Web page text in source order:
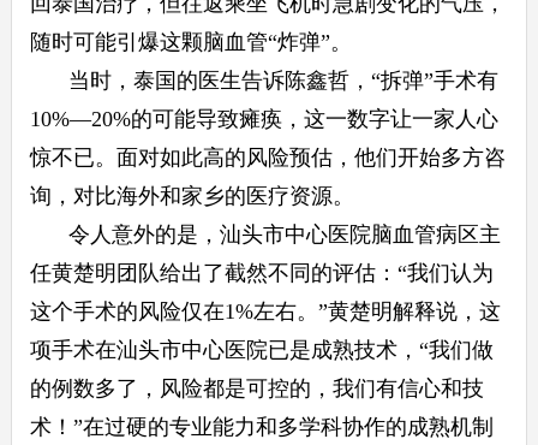
随时可能引爆这颗脑血管“炸弹”。
当时，泰国的医生告诉陈鑫哲，“拆弹”手术有
10%—20%的可能导致瘫痪，这一数字让一家人心
惊不已。面对如此高的风险预估，他们开始多方咨
询，对比海外和家乡的医疗资源。
令人意外的是，汕头市中心医院脑血管病区主
任黄楚明团队给出了截然不同的评估：“我们认为
这个手术的风险仅在1%左右。”黄楚明解释说，这
项手术在汕头市中心医院已是成熟技术，“我们做
的例数多了，风险都是可控的，我们有信心和技
术！”在过硬的专业能力和多学科协作的成熟机制